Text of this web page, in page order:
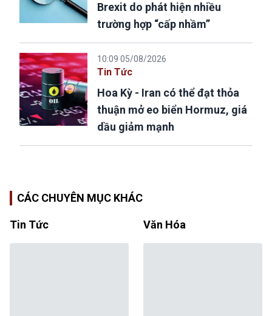
Brexit do phát hiện nhiều
trường hợp “cấp nhầm”
10:09 05/08/2026
Tin Tức
Hoa Kỳ - Iran có thể đạt thỏa
thuận mở eo biển Hormuz, giá
dầu giảm mạnh
CÁC CHUYÊN MỤC KHÁC
Tin Tức Văn Hóa